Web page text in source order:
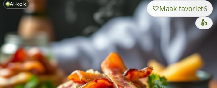
AI-kok Maak favoriet6
👍